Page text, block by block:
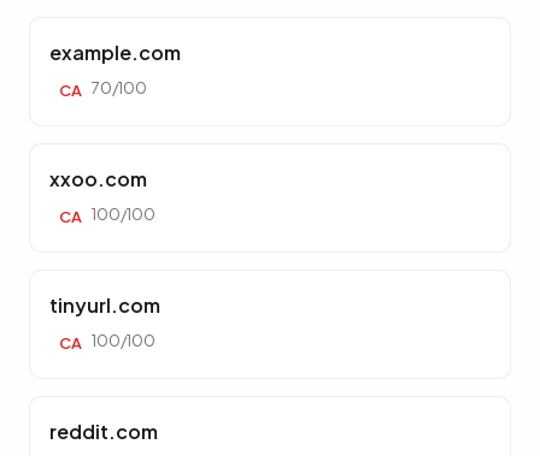
example.com
CA 70/100
xxoo.com
CA 100/100
tinyurl.com
CA 100/100
reddit.com